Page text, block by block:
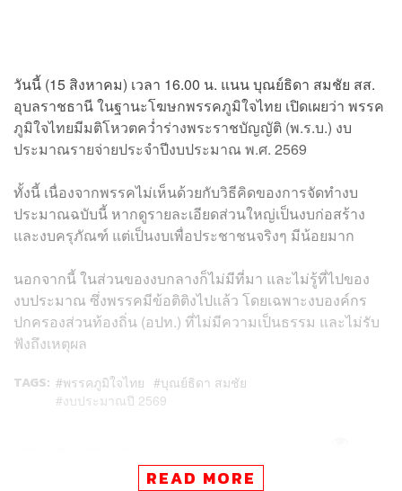
วันนี้ (15 สิงหาคม) เวลา 16.00 น. แนน บุณย์ธิดา สมชัย สส.
อุบลราชธานี ในฐานะโฆษกพรรคภูมิใจไทย เปิดเผยว่า พรรค
ภูมิใจไทยมีมติโหวตคว่ำร่างพระราชบัญญัติ (พ.ร.บ.) งบ
ประมาณรายจ่ายประจำปีงบประมาณ พ.ศ. 2569
ทั้งนี้ เนื่องจากพรรคไม่เห็นด้วยกับวิธีคิดของการจัดทำงบ
ประมาณฉบับนี้ หากดูรายละเอียดส่วนใหญ่เป็นงบก่อสร้าง
และงบครุภัณฑ์ แต่เป็นงบเพื่อประชาชนจริงๆ มีน้อยมาก
นอกจากนี้ ในส่วนของงบกลางก็ไม่มีที่มา และไม่รู้ที่ไปของ
งบประมาณ ซึ่งพรรคมีข้อติติงไปแล้ว โดยเฉพาะงบองค์กร
ปกครองส่วนท้องถิ่น (อปท.) ที่ไม่มีความเป็นธรรม และไม่รับ
ฟังถึงเหตุผล
TAGS: พรรคภูมิใจไทย
บุณย์ธิดา สมชัย
งบประมาณปี 2569
READ MORE